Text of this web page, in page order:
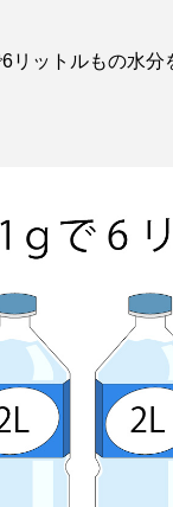
リットルもの水